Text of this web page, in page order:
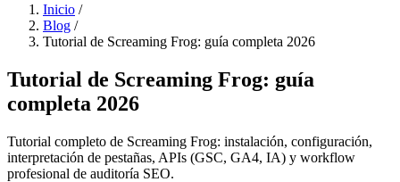
Inicio /
Blog /
Tutorial de Screaming Frog: guía completa 2026
Tutorial de Screaming Frog: guía
completa 2026
Tutorial completo de Screaming Frog: instalación, configuración,
interpretación de pestañas, APIs (GSC, GA4, IA) y workflow
profesional de auditoría SEO.